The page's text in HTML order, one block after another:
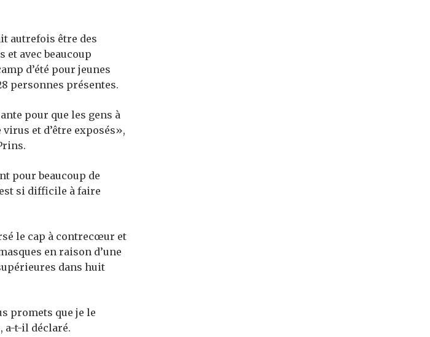
autrefois être des
avec beaucoup
d’été pour jeunes
personnes présentes.
pour que les gens à
et d’être exposés»,
pour beaucoup de
si difficile à faire
le cap à contrecœur et
en raison d’une
dans huit
promets que je le
a-t-il déclaré.